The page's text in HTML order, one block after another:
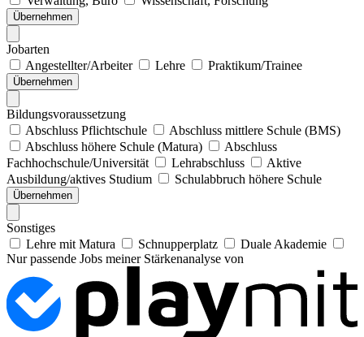
Übernehmen
Jobarten
Angestellter/Arbeiter
Lehre Praktikum/Trainee
Übernehmen
Bildungsvoraussetzung
Abschluss Pflichtschule
Abschluss mittlere Schule (BMS)
Abschluss höhere Schule (Matura)
Abschluss
Fachhochschule/Universität
Lehrabschluss
Aktive
Ausbildung/aktives Studium
Schulabbruch höhere Schule
Übernehmen
Sonstiges
Lehre mit Matura
Schnupperplatz
Duale Akademie
Nur passende Jobs meiner Stärkenanalyse von